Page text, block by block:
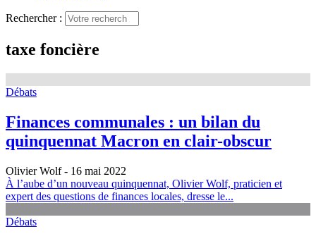
Rechercher :
taxe foncière
Débats
Finances communales : un bilan du
quinquennat Macron en clair-obscur
Olivier Wolf- 16 mai 2022
À l’aube d’un nouveau quinquennat, Olivier Wolf, praticien et
expert des questions de finances locales, dresse le...
Débats